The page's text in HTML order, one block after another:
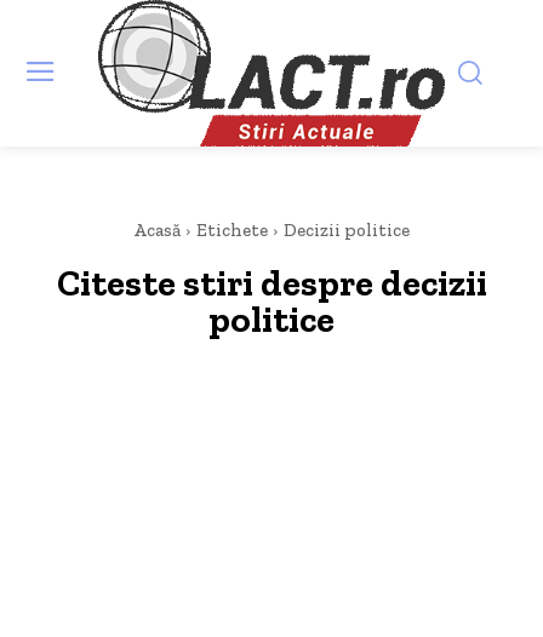
Acasă Etichete Decizii politice
Citeste stiri despre decizii
politice